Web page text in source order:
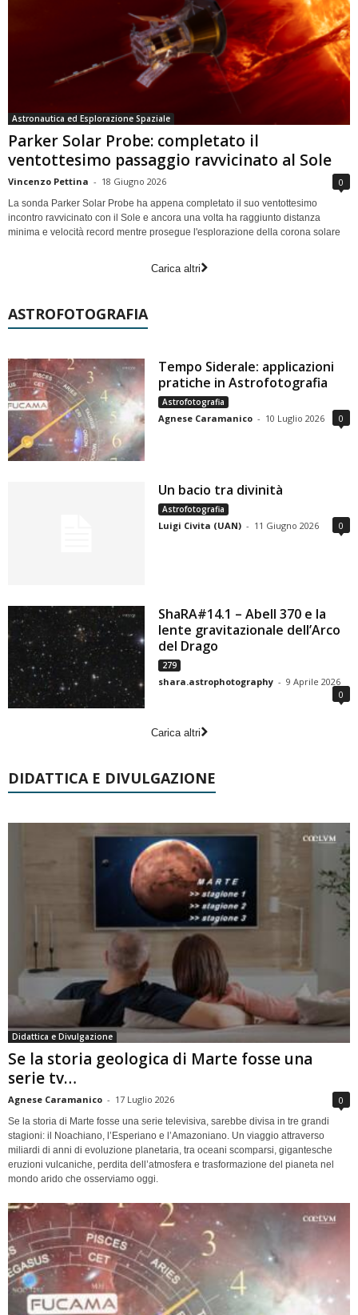
Astronautica ed Esplorazione Spaziale
Parker Solar Probe: completato il
ventottesimo passaggio ravvicinato al Sole
Vincenzo Pettina - 18 Giugno 2026 0
La sonda Parker Solar Probe ha appena completato il suo ventottesimo
incontro ravvicinato con il Sole e ancora una volta ha raggiunto distanza
minima e velocità record mentre prosegue l'esplorazione della corona solare
Carica altri
ASTROFOTOGRAFIA
Tempo Siderale: applicazioni
pratiche in Astrofotografia
Astrofotografia
Agnese Caramanico - 10 Luglio 2026 0
Un bacio tra divinità
Astrofotografia
Luigi Civita (UAN) - 11 Giugno 2026 0
ShaRA#14.1 – Abell 370 e la
lente gravitazionale dell’Arco
del Drago
279
shara.astrophotography - 9 Aprile 2026
0
Carica altri
DIDATTICA E DIVULGAZIONE
Didattica e Divulgazione
Se la storia geologica di Marte fosse una
serie tv…
Agnese Caramanico - 17 Luglio 2026 0
Se la storia di Marte fosse una serie televisiva, sarebbe divisa in tre grandi
stagioni: il Noachiano, l’Esperiano e l’Amazoniano. Un viaggio attraverso
miliardi di anni di evoluzione planetaria, tra oceani scomparsi, gigantesche
eruzioni vulcaniche, perdita dell’atmosfera e trasformazione del pianeta nel
mondo arido che osserviamo oggi.